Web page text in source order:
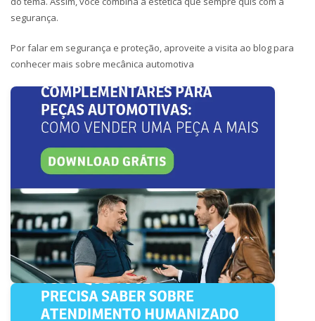
segurança.
Por falar em segurança e proteção, aproveite a visita ao blog para
conhecer mais sobre mecânica automotiva